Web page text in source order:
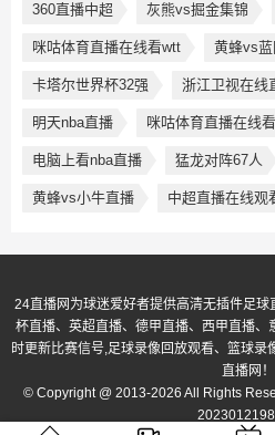
360直播中超 灰熊vs掘金集锦
咪咕体育直播在线看wtt 黄蜂vs
卡塔尔世界杯32强 浙江卫视在线
明天nba直播 咪咕体育直播在线看
电脑上看nba直播 猛龙对阵67人
黄蜂vs小牛直播 中超直播在线观
24直播网为球迷爱好者提供高清无插件足
杯直播、英超直播、德甲直播、西甲直播
时更新比赛信号,足球录像回放观看、篮球
直播网！
© Copyright @ 2013-2026 All Rights